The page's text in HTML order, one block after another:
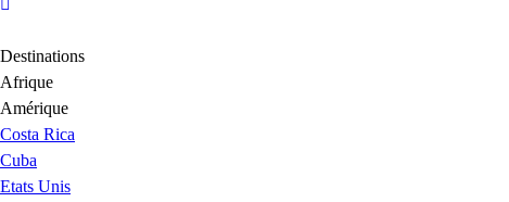
Destinations
Afrique
Amérique
Costa Rica
Cuba
Etats Unis